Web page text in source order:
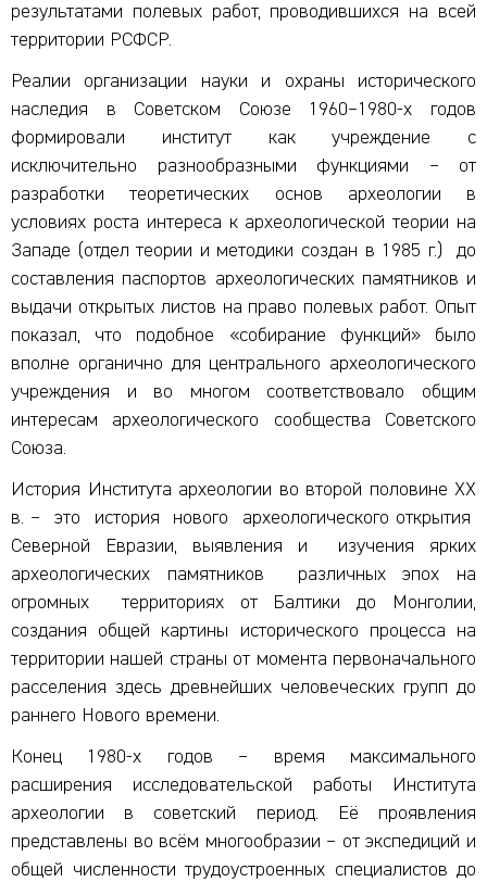
результатами полевых работ, проводившихся на всей
территории РСФСР.
Реалии организации науки и охраны исторического
наследия в Советском Союзе 1960–1980-х годов
формировали институт как учреждение с
исключительно разнообразными функциями – от
разработки теоретических основ археологии в
условиях роста интереса к археологической теории на
Западе (отдел теории и методики создан в 1985 г.) до
составления паспортов археологических памятников и
выдачи открытых листов на право полевых работ. Опыт
показал, что подобное «собирание функций» было
вполне органично для центрального археологического
учреждения и во многом соответствовало общим
интересам археологического сообщества Советского
Союза.
История Института археологии во второй половине XX
в. – это история нового археологического открытия
Северной Евразии, выявления и изучения ярких
археологических памятников различных эпох на
огромных территориях от Балтики до Монголии,
создания общей картины исторического процесса на
территории нашей страны от момента первоначального
расселения здесь древнейших человеческих групп до
раннего Нового времени.
Конец 1980-х годов – время максимального
расширения исследовательской работы Института
археологии в советский период. Её проявления
представлены во всём многообразии – от экспедиций и
общей численности трудоустроенных специалистов до